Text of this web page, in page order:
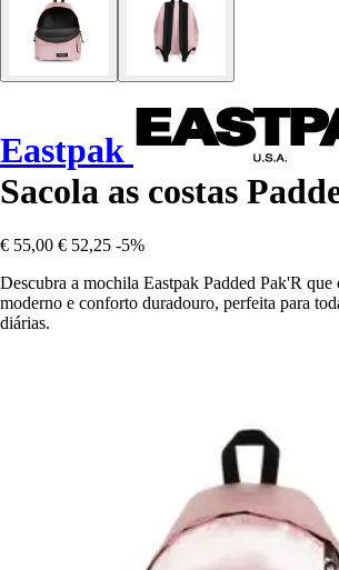
Eastpak
Sacola as costas
€ 55,00 € 52,25 -5%
Descubra a mochila Eastpak Padded Pak'R que
moderno e conforto duradouro, perfeita para
diárias.